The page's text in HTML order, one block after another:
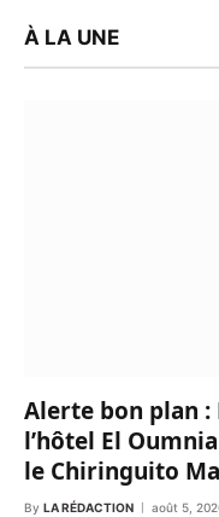
À LA UNE
Alerte bon plan :
l’hôtel El
le Chiringuito
By LA RÉDACTION août 5,